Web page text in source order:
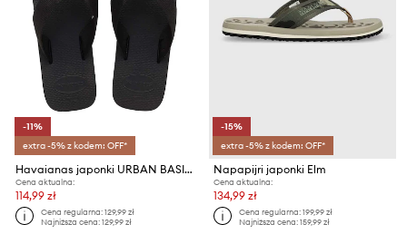
-11%
extra -5% z kodem: OFF*
Havaianas japonki URBAN BASIC
Cena aktualna:
114,99 zł
Cena regularna:129,99 zł
Najniższa cena:129,99 zł
-15%
extra -5% z kodem: OFF*
Napapijri japonki Elm
Cena aktualna:
134,99 zł
Cena regularna:199,99 zł
Najniższa cena:159,99 zł